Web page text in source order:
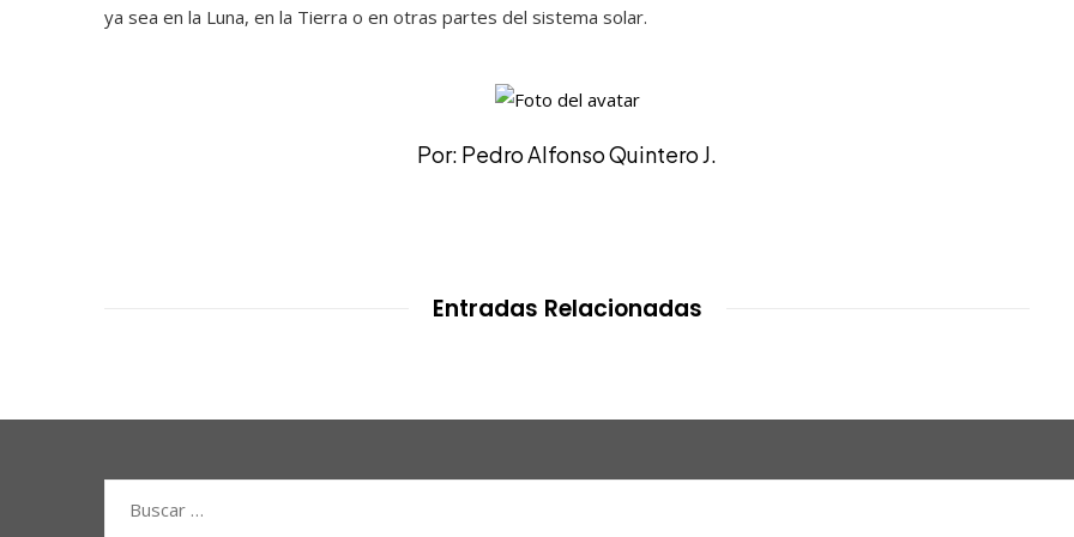
ya sea en la Luna, en la Tierra o en otras partes del sistema solar.
Por: Pedro Alfonso Quintero J.
Entradas Relacionadas